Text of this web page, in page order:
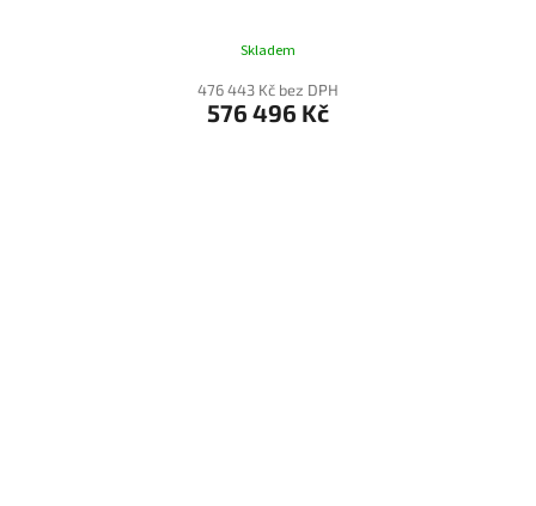
Skladem
476 443 Kč bez DPH
576 496 Kč